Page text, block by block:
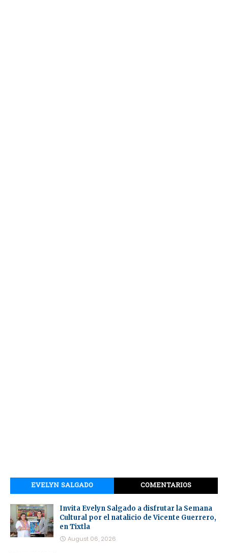
EVELYN SALGADO COMENTARIOS
Invita Evelyn Salgado a disfrutar la Semana
Cultural por el natalicio de Vicente Guerrero,
en Tixtla
August 06, 2026